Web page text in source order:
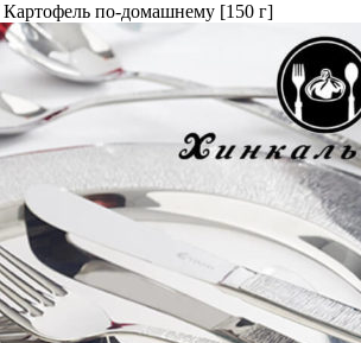
Картофель по-домашнему [150 г]